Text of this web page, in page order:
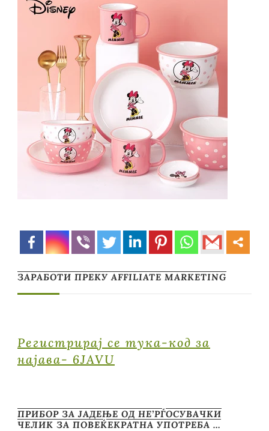
ЗАРАБОТИ ПРЕКУ AFFILIATE MARKETING
Регистрирај се тука-код за
најава- 6JAVU
ПРИБОР ЗА ЈАДЕЊЕ ОД НЕ’РЃОСУВАЧКИ
ЧЕЛИК ЗА ПОВЕЌЕКРАТНА УПОТРЕБА …